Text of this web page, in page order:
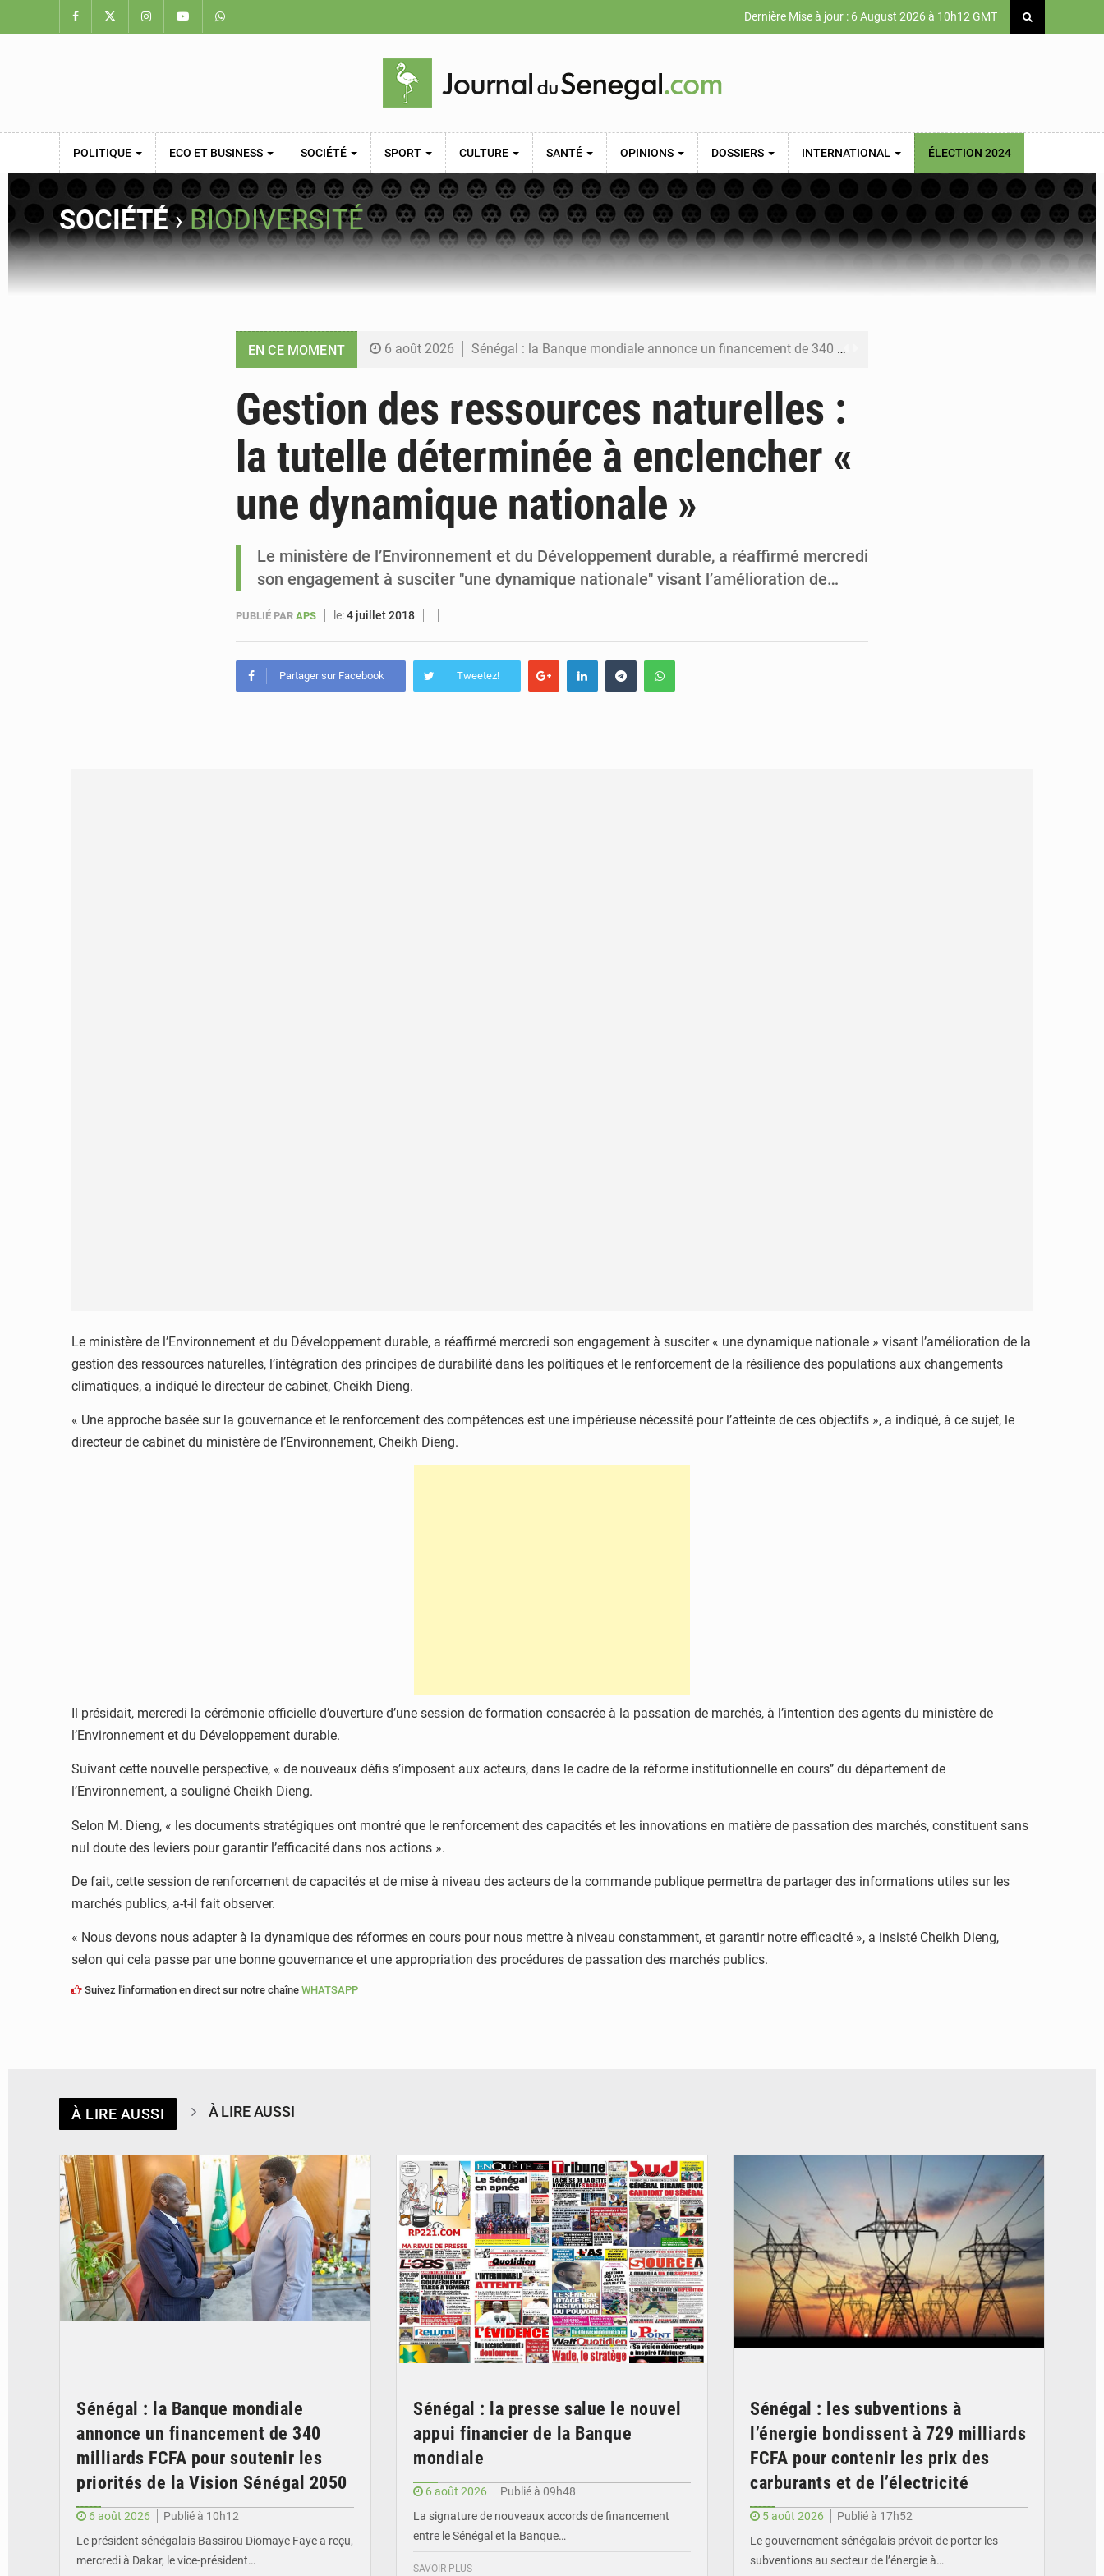
Dernière Mise à jour : 6 August 2026 à 10h12 GMT
POLITIQUE ECO ET BUSINESS SOCIÉTÉ SPORT CULTURE SANTÉ OPINIONS DOSSIERS INTERNATIONAL ÉLECTION 2024
SOCIÉTÉ›BIODIVERSITÉ
EN CE MOMENT 6 août 2026 Sénégal : la Banque mondiale annonce un financement de 340 milliards FCFA pour soutenir les priorités de la Vision Sénégal 2050
5 août 2026 Sénégal : les subventions à l’énergie bondissent à 729 milliards FCFA pour contenir les prix des carburants et de l’électricité
5 août 2026 Sénégal : le niveau du fleuve Sénégal poursuit sa montée à Podor, les autorités appellent à la vigilance
5 août 2026 Sénégal : Ousmane Diagne prêtera serment le 11 août comme président du Conseil constitutionnel
Gestion des ressources naturelles :
la tutelle déterminée à enclencher «
une dynamique nationale »
Le ministère de l’Environnement et du Développement durable, a réaffirmé mercredi
son engagement à susciter "une dynamique nationale" visant l’amélioration de…
PUBLIÉ PAR APS le:4 juillet 2018
Partager sur Facebook Tweetez!
Le ministère de l’Environnement et du Développement durable, a réaffirmé mercredi son engagement à susciter « une dynamique nationale » visant l’amélioration de la
gestion des ressources naturelles, l’intégration des principes de durabilité dans les politiques et le renforcement de la résilience des populations aux changements
climatiques, a indiqué le directeur de cabinet, Cheikh Dieng.
« Une approche basée sur la gouvernance et le renforcement des compétences est une impérieuse nécessité pour l’atteinte de ces objectifs », a indiqué, à ce sujet, le
directeur de cabinet du ministère de l’Environnement, Cheikh Dieng.
Il présidait, mercredi la cérémonie officielle d’ouverture d’une session de formation consacrée à la passation de marchés, à l’intention des agents du ministère de
l’Environnement et du Développement durable.
Suivant cette nouvelle perspective, « de nouveaux défis s’imposent aux acteurs, dans le cadre de la réforme institutionnelle en cours’’ du département de
l’Environnement, a souligné Cheikh Dieng.
Selon M. Dieng, « les documents stratégiques ont montré que le renforcement des capacités et les innovations en matière de passation des marchés, constituent sans
nul doute des leviers pour garantir l’efficacité dans nos actions ».
De fait, cette session de renforcement de capacités et de mise à niveau des acteurs de la commande publique permettra de partager des informations utiles sur les
marchés publics, a-t-il fait observer.
« Nous devons nous adapter à la dynamique des réformes en cours pour nous mettre à niveau constamment, et garantir notre efficacité », a insisté Cheikh Dieng,
selon qui cela passe par une bonne gouvernance et une appropriation des procédures de passation des marchés publics.
Suivez l'information en direct sur notre chaîne WHATSAPP
À LIRE AUSSI À LIRE AUSSI
Sénégal : la Banque mondiale
annonce un financement de 340
milliards FCFA pour soutenir les
priorités de la Vision Sénégal 2050
6 août 2026
Publié à 10h12
Le président sénégalais Bassirou Diomaye Faye a reçu,
mercredi à Dakar, le vice-président…
Sénégal : la presse salue le nouvel
appui financier de la Banque
mondiale
6 août 2026
Publié à 09h48
La signature de nouveaux accords de financement
entre le Sénégal et la Banque…
SAVOIR PLUS
Sénégal : les subventions à
l’énergie bondissent à 729 milliards
FCFA pour contenir les prix des
carburants et de l’électricité
5 août 2026
Publié à 17h52
Le gouvernement sénégalais prévoit de porter les
subventions au secteur de l’énergie à…